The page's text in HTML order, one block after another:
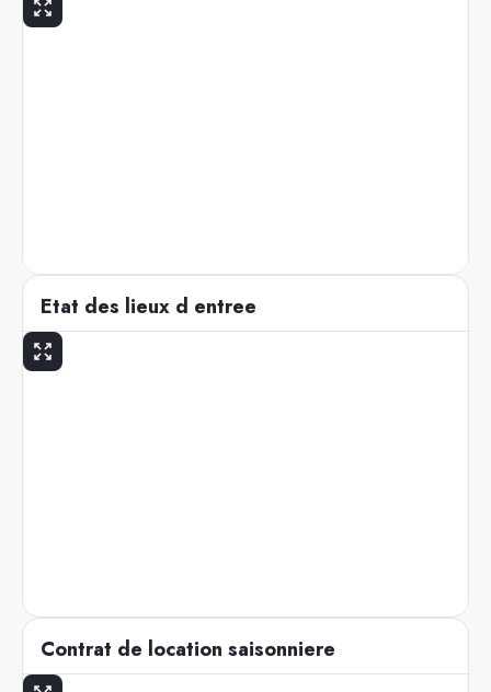
Etat des lieux d entree
Contrat de location saisonniere